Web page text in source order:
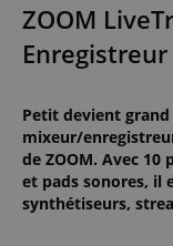
ZOOM
Petit devient grand
mixeur/
de ZOOM. Avec
et pads sonores, il
synthétiseurs,